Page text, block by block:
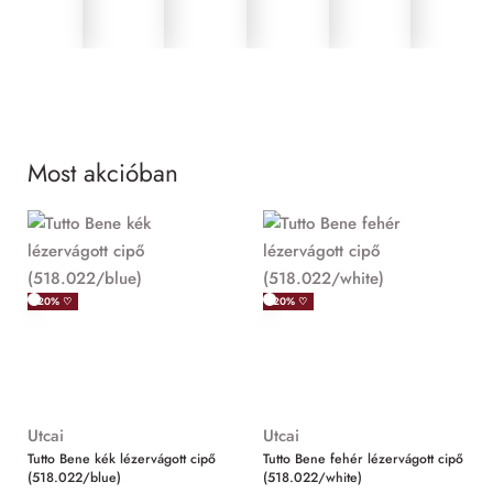
Most akcióban
-20% ♡
Utcai
Tutto Bene kék lézervágott cipő
(518.022/blue)
-20% ♡
Utcai
Tutto Bene fehér lézervágott cipő
(518.022/white)